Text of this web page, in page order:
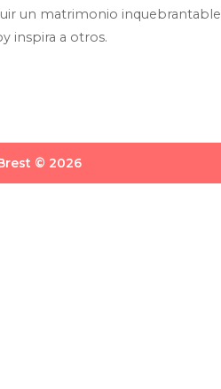
un matrimonio inquebrantable
inspira a otros.
© 2026